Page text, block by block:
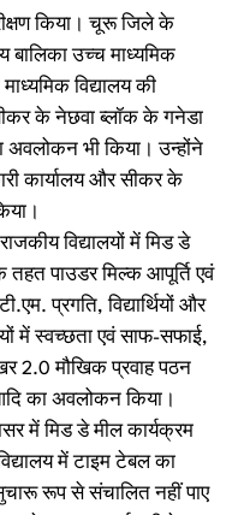
किया। चूरू जिले के
उच्च माध्यमिक
विद्यालय की
के नेछवा ब्लॉक के गनेडा
अवलोकन भी किया। उन्होंने
कार्यालय और सीकर के
विद्यालयों में मिड डे
तहत पाउडर मिल्क आपूर्ति एवं
प्रगति, विद्यार्थियों और
में स्वच्छता एवं साफ-सफाई,
2.0 मौखिक प्रवाह पठन
का अवलोकन किया।
में मिड डे मील कार्यक्रम
में टाइम टेबल का
रूप से संचालित नहीं पाए